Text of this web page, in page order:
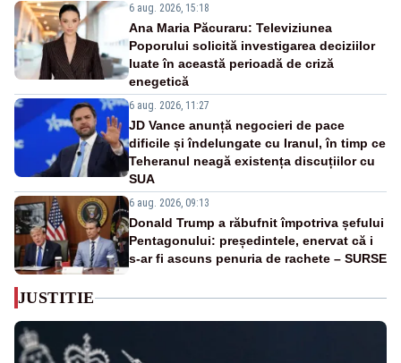
6 aug. 2026, 15:18
Ana Maria Păcuraru: Televiziunea
Poporului solicită investigarea deciziilor
luate în această perioadă de criză
enegetică
6 aug. 2026, 11:27
JD Vance anunță negocieri de pace
dificile și îndelungate cu Iranul, în timp ce
Teheranul neagă existența discuțiilor cu
SUA
6 aug. 2026, 09:13
Donald Trump a răbufnit împotriva șefului
Pentagonului: președintele, enervat că i
s-ar fi ascuns penuria de rachete – SURSE
JUSTITIE